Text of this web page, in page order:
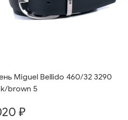
Miguel Bellido 460/32 3290
brown 5
₽